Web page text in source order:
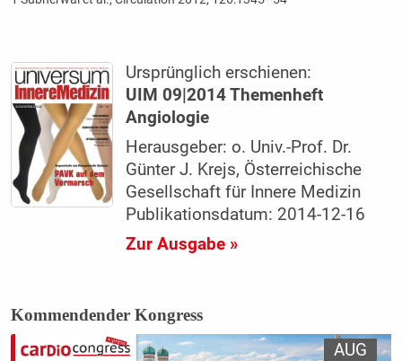
Ursprünglich erschienen:
UIM 09|2014 Themenheft
Angiologie
Herausgeber: o. Univ.-Prof. Dr.
Günter J. Krejs, Österreichische
Gesellschaft für Innere Medizin
Publikationsdatum: 2014-12-16
Zur Ausgabe »
Kommendender Kongress
AUG